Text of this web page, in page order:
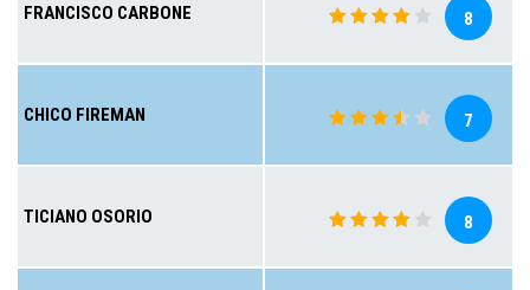
FRANCISCO CARBONE 8
CHICO FIREMAN 7
TICIANO OSORIO 8